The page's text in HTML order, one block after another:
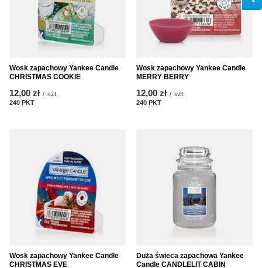
Wosk zapachowy Yankee Candle
CHRISTMAS COOKIE
12,00 zł / szt.
240 PKT
Wosk zapachowy Yankee Candle
MERRY BERRY
12,00 zł / szt.
240 PKT
Wosk zapachowy Yankee Candle
CHRISTMAS EVE
Duża świeca zapachowa Yankee
Candle CANDLELIT CABIN